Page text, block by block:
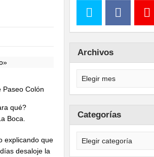
Paseo Colón
qué?
Boca.
explicando que
desaloje la
Archivos
Categorías